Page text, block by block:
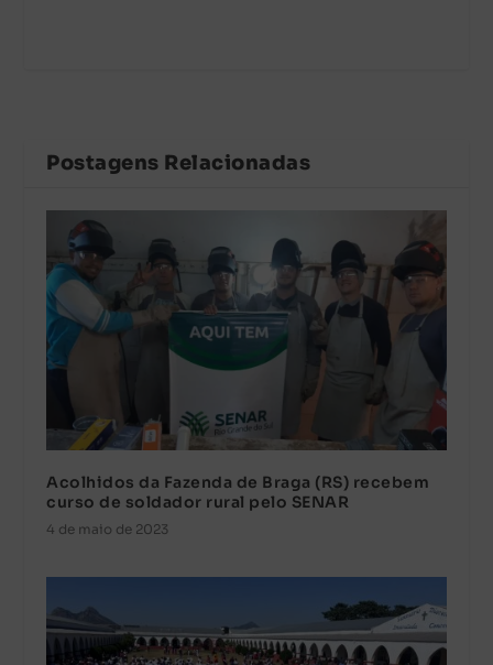
Postagens Relacionadas
Acolhidos da Fazenda de Braga (RS) recebem
curso de soldador rural pelo SENAR
4 de maio de 2023